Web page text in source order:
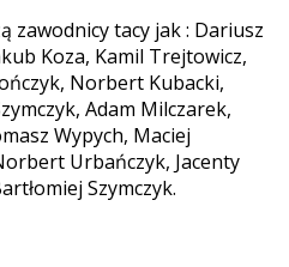
tacy jak : Dariusz
Koza, Kamil Trejtowicz,
Norbert Kubacki,
Adam Milczarek,
Wypych, Maciej
Urbańczyk, Jacenty
Szymczyk.